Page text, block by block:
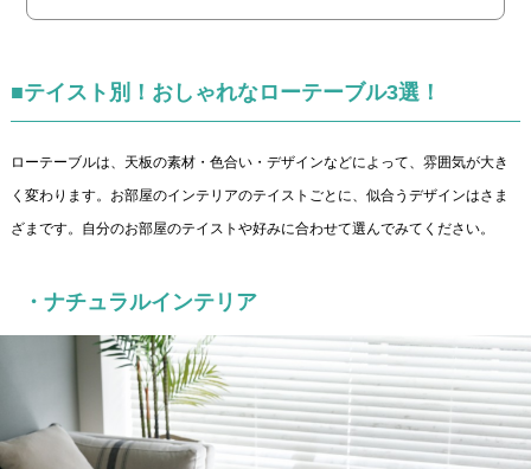
■テイスト別！おしゃれなローテーブル3選！
ローテーブルは、天板の素材・色合い・デザインなどによって、雰囲気が大き
く変わります。お部屋のインテリアのテイストごとに、似合うデザインはさま
ざまです。自分のお部屋のテイストや好みに合わせて選んでみてください。
・ナチュラルインテリア